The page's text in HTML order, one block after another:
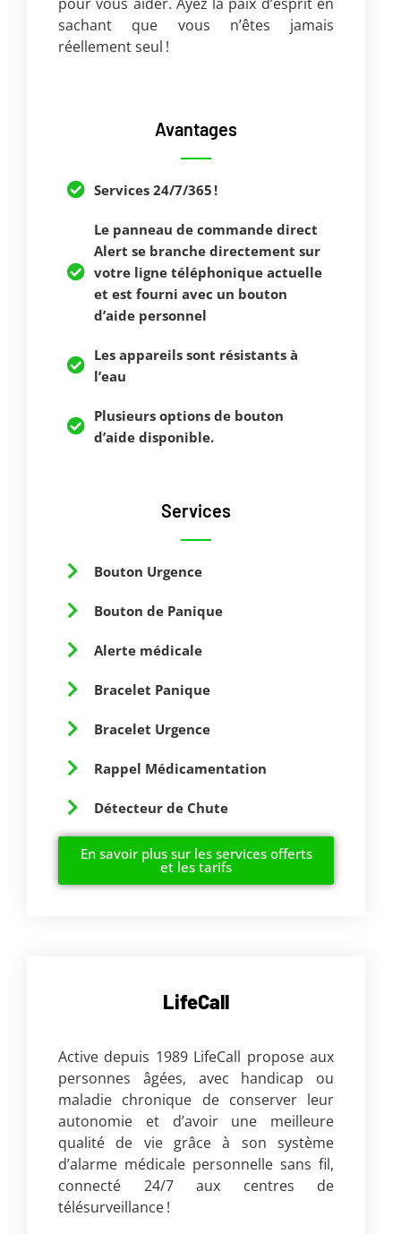
sachant que vous n’êtes jamais
réellement seul !
Avantages
Services 24/7/365 !
Le panneau de commande direct
Alert se branche directement sur
votre ligne téléphonique actuelle
et est fourni avec un bouton
d’aide personnel
Les appareils sont résistants à
l’eau
Plusieurs options de bouton
d’aide disponible.
Services
Bouton Urgence
Bouton de Panique
Alerte médicale
Bracelet Panique
Bracelet Urgence
Rappel Médicamentation
Détecteur de Chute
En savoir plus sur les services offerts
et les tarifs
LifeCall
Active depuis 1989 LifeCall propose aux
personnes âgées, avec handicap ou
maladie chronique de conserver leur
autonomie et d’avoir une meilleure
qualité de vie grâce à son système
d’alarme médicale personnelle sans fil,
connecté 24/7 aux centres de
télésurveillance !